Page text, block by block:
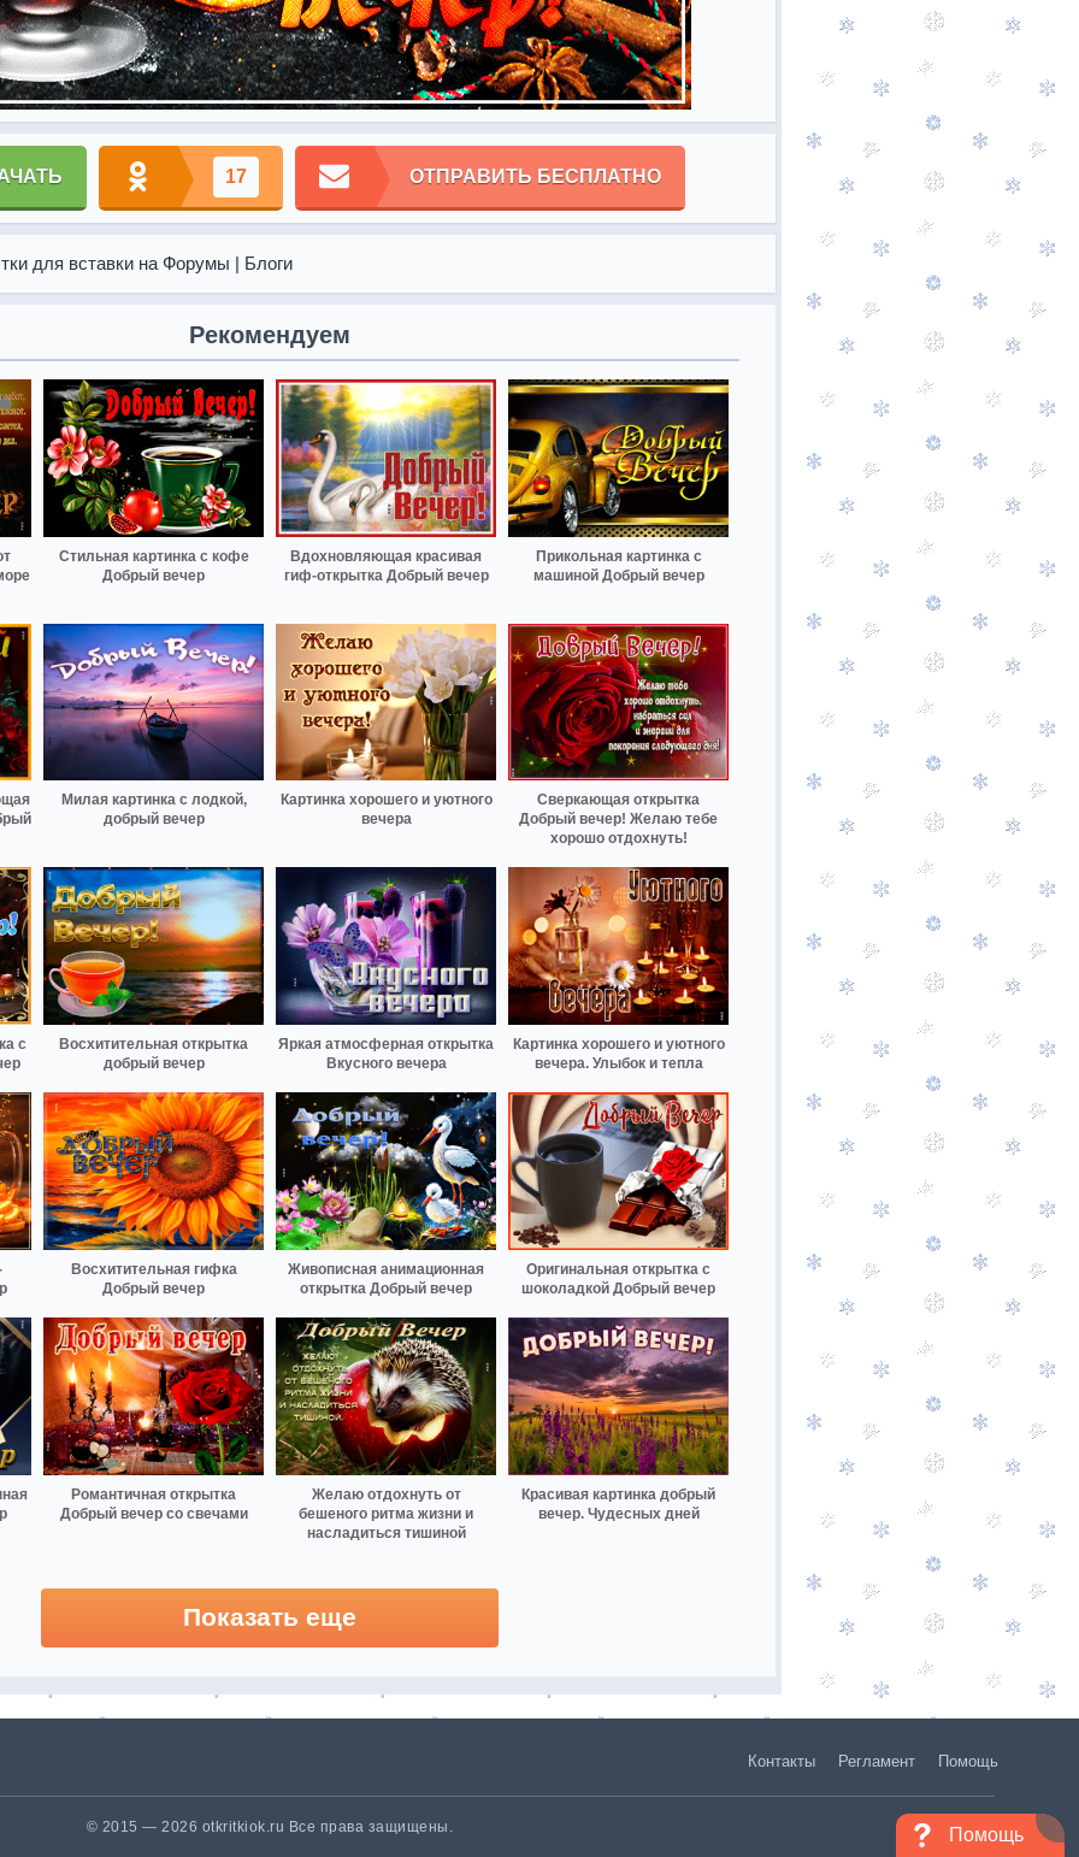
17 ОТПРАВИТЬ БЕСПЛАТНО
для вставки на Форумы | Блоги
Рекомендуем
Стильная картинка с кофе
Добрый вечер
Вдохновляющая красивая
гиф-открытка Добрый вечер
Прикольная картинка с
машиной Добрый вечер
Милая картинка с лодкой,
добрый вечер
Картинка хорошего и уютного
вечера
Сверкающая открытка
Добрый вечер! Желаю тебе
хорошо отдохнуть!
с
Восхитительная открытка
добрый вечер
Яркая атмосферная открытка
Вкусного вечера
Картинка хорошего и уютного
вечера. Улыбок и тепла
Восхитительная гифка
Добрый вечер
Живописная анимационная
открытка Добрый вечер
Оригинальная открытка с
шоколадкой Добрый вечер
Романтичная открытка
Добрый вечер со свечами
Желаю отдохнуть от
бешеного ритма жизни и
насладиться тишиной
Красивая картинка добрый
вечер. Чудесных дней
Показать еще
Помощь
Контакты Регламент Помощь
© 2015 — 2026 otkritkiok.ru Все права защищены.